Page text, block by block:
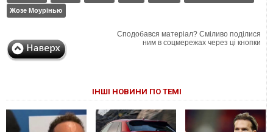
Жозе Моурінью
Сподобався матеріал? Сміливо поділися
ним в соцмережах через ці кнопки
ІНШІ НОВИНИ ПО ТЕМІ